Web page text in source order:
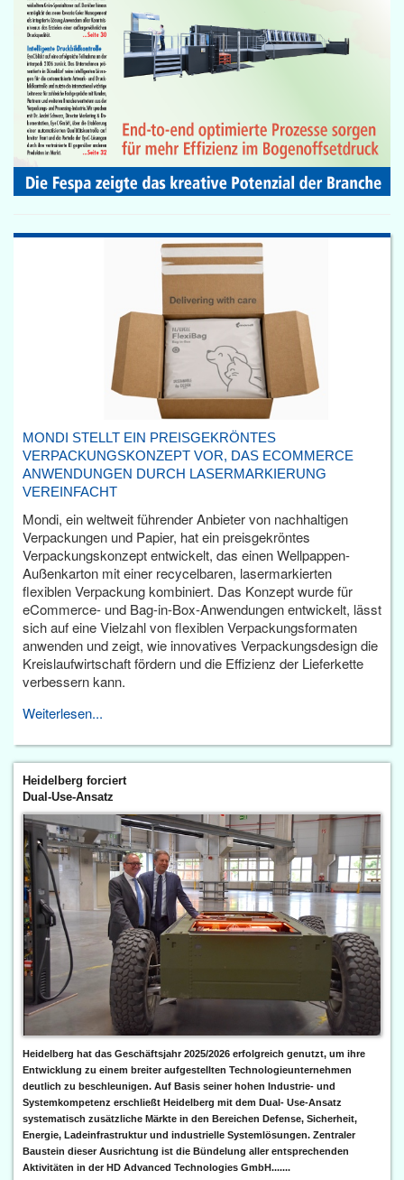
MONDI STELLT EIN PREISGEKRÖNTES
VERPACKUNGSKONZEPT VOR, DAS ECOMMERCE
ANWENDUNGEN DURCH LASERMARKIERUNG
VEREINFACHT
Mondi, ein weltweit führender Anbieter von nachhaltigen
Verpackungen und Papier, hat ein preisgekröntes
Verpackungskonzept entwickelt, das einen Wellpappen-
Außenkarton mit einer recycelbaren, lasermarkierten
flexiblen Verpackung kombiniert. Das Konzept wurde für
eCommerce- und Bag-in-Box-Anwendungen entwickelt, lässt
sich auf eine Vielzahl von flexiblen Verpackungsformaten
anwenden und zeigt, wie innovatives Verpackungsdesign die
Kreislaufwirtschaft fördern und die Effizienz der Lieferkette
verbessern kann.
Weiterlesen...
Heidelberg forciert
Dual-Use-Ansatz
Heidelberg hat das Geschäftsjahr 2025/2026 erfolgreich genutzt, um ihre
Entwicklung zu einem breiter aufgestellten Technologieunternehmen
deutlich zu beschleunigen. Auf Basis seiner hohen Industrie- und
Systemkompetenz erschließt Heidelberg mit dem Dual- Use-Ansatz
systematisch zusätzliche Märkte in den Bereichen Defense, Sicherheit,
Energie, Ladeinfrastruktur und industrielle Systemlösungen. Zentraler
Baustein dieser Ausrichtung ist die Bündelung aller entsprechenden
Aktivitäten in der HD Advanced Technologies GmbH.......